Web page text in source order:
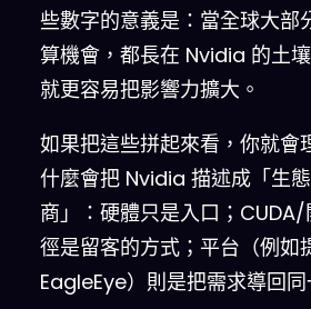
些數字的意義是：當全球大部
算機會，都長在 Nvidia 的土
就更容易把影響力擴大。
如果把這些拼起來看，你就會
什麼會把 Nvidia 描述成「生
商」：硬體只是入口；
徑是留客的方式；平台（例如
EagleEye）則是把需求導回同